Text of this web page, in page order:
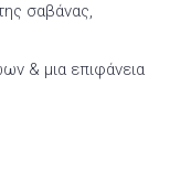
σαβάνας,
& μια επιφάνεια